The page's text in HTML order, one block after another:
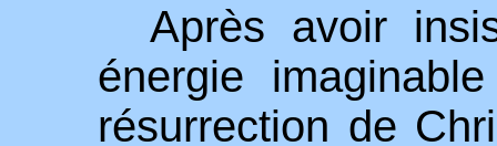
Après avoir
énergie
résurrection de